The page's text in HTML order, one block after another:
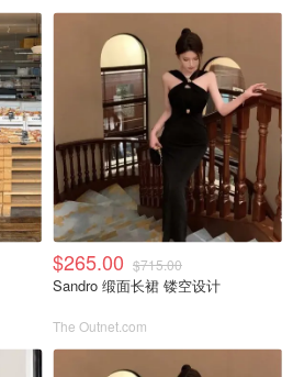
$265.00 $715.00
Sandro 缎面长裙 镂空设计
The Outnet.com